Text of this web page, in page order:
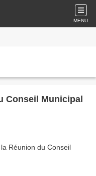
MENU
Conseil Municipal